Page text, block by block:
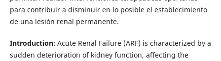
para contribuir a disminuir en lo posible el establecimiento
de una lesión renal permanente.
Introduction: Acute Renal Failure (ARF) is characterized by a
sudden deterioration of kidney function, affecting the